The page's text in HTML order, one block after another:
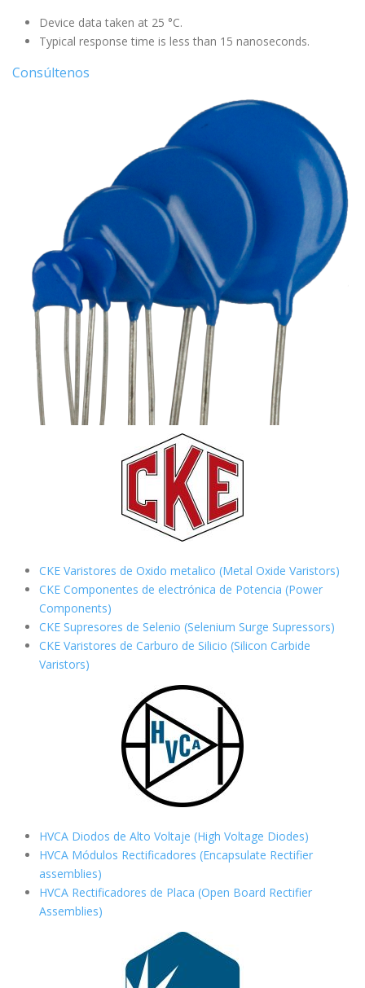
Device data taken at 25 °C.
Typical response time is less than 15 nanoseconds.
Consúltenos
CKE Varistores de Oxido metalico (Metal Oxide Varistors)
CKE Componentes de electrónica de Potencia (Power
Components)
CKE Supresores de Selenio (Selenium Surge Supressors)
CKE Varistores de Carburo de Silicio (Silicon Carbide
Varistors)
HVCA Diodos de Alto Voltaje (High Voltage Diodes)
HVCA Módulos Rectificadores (Encapsulate Rectifier
assemblies)
HVCA Rectificadores de Placa (Open Board Rectifier
Assemblies)